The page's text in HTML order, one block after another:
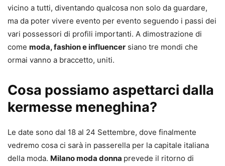
vicino a tutti, diventando qualcosa non solo da guardare,
ma da poter vivere evento per evento seguendo i passi dei
vari possessori di profili importanti. A dimostrazione di
come moda, fashion e influencer siano tre mondi che
ormai vanno a braccetto, uniti.
Cosa possiamo aspettarci dalla
kermesse meneghina?
Le date sono dal 18 al 24 Settembre, dove finalmente
vedremo cosa ci sarà in passerella per la capitale italiana
della moda. Milano moda donna prevede il ritorno di